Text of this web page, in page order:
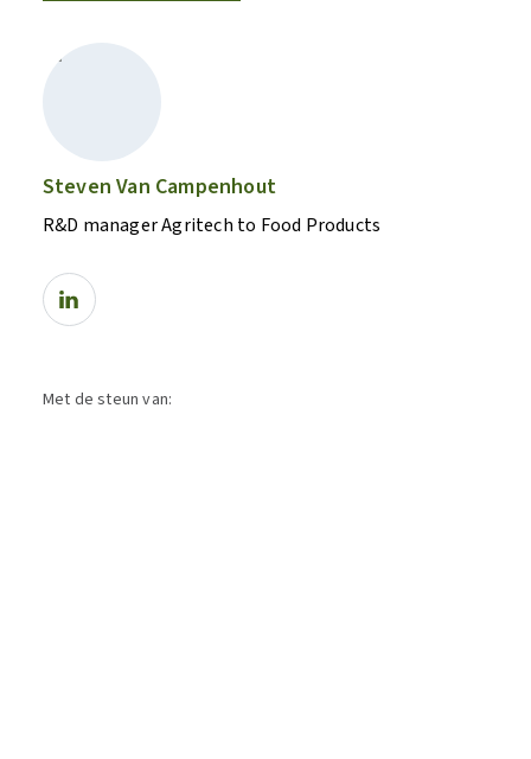
Steven Van Campenhout
R&D manager Agritech to Food Products
Met de steun van: